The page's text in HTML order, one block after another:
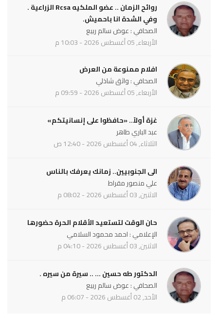
روائح الزمان .. عضو الملكيه Rcsa الزراعية .
وفي الشدة انا باحميش.
الصحافي : عوض سالم ربيع
الأربعاء, 05 أغسطس 2026 - 10:03 م
افلام ممنوعة من العرض
الصحافي : واثق شاذلي
الأربعاء, 05 أغسطس 2026 - 09:59 م
غزة أولاً.. «حافظوا على إنسانيتكم»
عبد الباري طاهر
الثلاثاء, 04 أغسطس 2026 - 12:40 ص
الى الجنوبيين.. زمانك يعرفك بالناس
علي منصور مقراط
الاثنين, 03 أغسطس 2026 - 08:02 م
حان الوقت لتستعيد الأقلام الحرة حضورها
الإعلامي : احمد محمود السلامي
الاثنين, 03 أغسطس 2026 - 04:10 م
الدكتور طه حسين ... .. سيرة من سيره .
الصحافي : عوض سالم ربيع
الأحد, 02 أغسطس 2026 - 06:07 م